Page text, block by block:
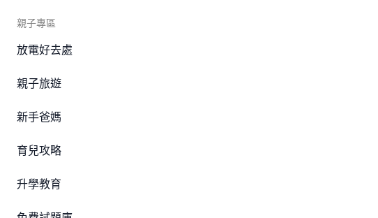
親子專區
放電好去處
親子旅遊
新手爸媽
育兒攻略
升學教育